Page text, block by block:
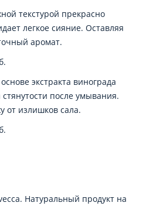
текстурой прекрасно
легкое сияние. Оставляя
аромат.
экстракта винограда
после умывания.
от излишков сала.
Натуральный продукт на